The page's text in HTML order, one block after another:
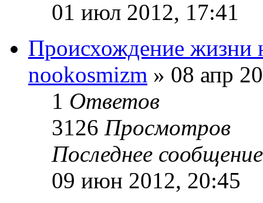
01 июл 2012, 17:41
Происхождение жизни
nookosmizm » 08 апр
1 Ответов
3126 Просмотров
Последнее
09 июн 2012, 20:45